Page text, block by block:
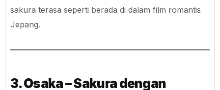
sakura terasa seperti berada di dalam film romantis
Jepang.
3. Osaka – Sakura dengan